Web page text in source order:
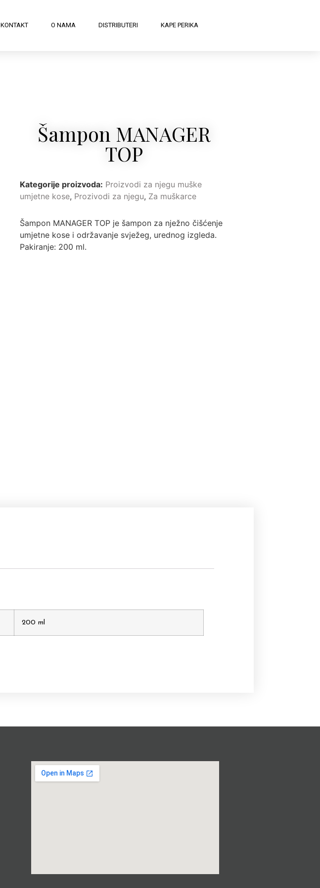
KONTAKT O NAMA DISTRIBUTERI KAPE PERIKA
Šampon MANAGER
TOP
Kategorije proizvoda: Proizvodi za njegu muške
umjetne kose, Prozivodi za njegu, Za muškarce
Šampon MANAGER TOP je šampon za nježno čišćenje
umjetne kose i održavanje svježeg, urednog izgleda.
Pakiranje: 200 ml.
200 ml